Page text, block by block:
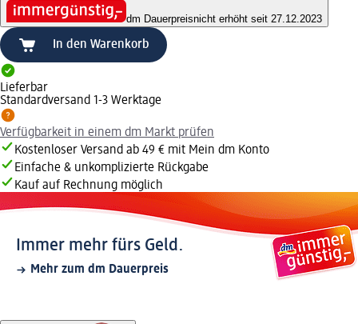
dm Dauerpreisnicht erhöht seit 27.12.2023
In den Warenkorb
Lieferbar
Standardversand 1-3 Werktage
Verfügbarkeit in einem dm Markt prüfen
Kostenloser Versand ab 49 € mit Mein dm Konto
Einfache & unkomplizierte Rückgabe
Kauf auf Rechnung möglich
Immer mehr fürs Geld.
Mehr zum dm Dauerpreis